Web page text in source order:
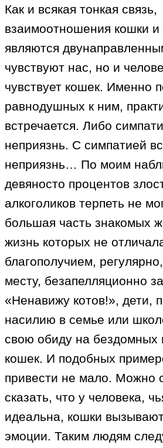
Как и всякая тонкая связь,
взаимоотношения кошки и
являются
чувствуют нас, но и
чувствует кошек. Именно
равнодушных к ним,
встречается. Либо
неприязнь. С симпатией
неприязнь… По моим
девяносто процентов
алкоголиков терпеть не
большая часть знакомых
жизнь которых не
благополучием,
месту, безапелляционно
«Ненавижу котов!», дети,
насилию в семье или
свою обиду на бездомных
кошек. И подобных
привести не мало. Можно
сказать, что у человека,
идеальна, кошки
эмоции. Таким людям